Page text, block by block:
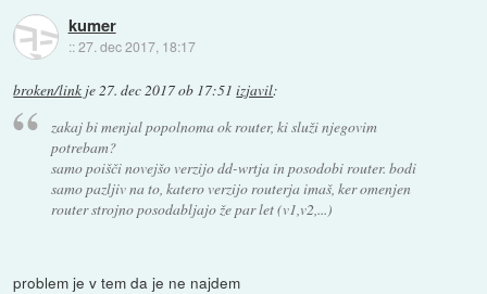
kumer
::27. dec 2017, 18:17
broken/link je27. dec 2017 ob 17:51 izjavil:
zakaj bi menjal popolnoma ok router, ki služi njegovim
potrebam?
samo poišči novejšo verzijo dd-wrtja in posodobi router. bodi
samo pazljiv na to, katero verzijo routerja imaš, ker omenjen
router strojno posodabljajo že par let (v1,v2,...)
problem je v tem da je ne najdem